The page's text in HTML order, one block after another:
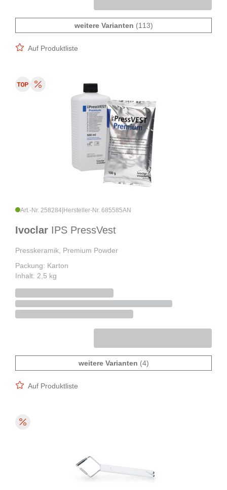
weitere Varianten (113)
Auf Produktliste
Art.-Nr. 258284 Hersteller-Nr. 685585AN
Ivoclar IPS PressVest
Presskeramik, Premium Powder
Packung: Karton
Inhalt: 2,5 kg
weitere Varianten (4)
Auf Produktliste